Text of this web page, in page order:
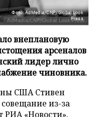
Фото: AdMedia/CNP/Global Look
Press
внеплановую
арсеналов
лидер лично
чиновника.
США Стивен
из-за
РИА «Новости».